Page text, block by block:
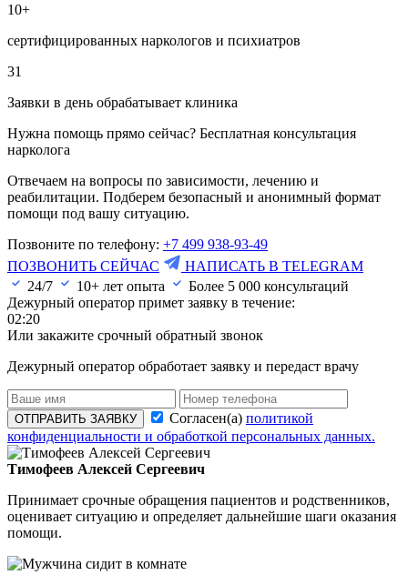
10+
сертифицированных наркологов и психиатров
31
Заявки в день обрабатывает клиника
Нужна помощь прямо сейчас? Бесплатная консультация
нарколога
Отвечаем на вопросы по зависимости, лечению и
реабилитации. Подберем безопасный и анонимный формат
помощи под вашу ситуацию.
Позвоните по телефону: +7 499 938-93-49
ПОЗВОНИТЬ СЕЙЧАС
НАПИСАТЬ В TELEGRAM
24/7
10+ лет опыта Более 5 000 консультаций
Дежурный оператор примет заявку в течение:
02:20
Или закажите срочный обратный звонок
Дежурный оператор обработает заявку и передаст врачу
ОТПРАВИТЬ ЗАЯВКУ Согласен(а) политикой
конфиденциальности и обработкой персональных данных.
Тимофеев Алексей Сергеевич
Принимает срочные обращения пациентов и родственников,
оценивает ситуацию и определяет дальнейшие шаги оказания
помощи.